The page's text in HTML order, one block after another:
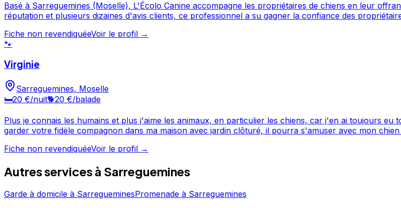
Basé à Sarreguemines (Moselle), L'Écolo Canine accompagne les propriétaires de chiens en leur offrant des
réputation et plusieurs dizaines d'avis clients, ce professionnel a su gagner la confiance des propriétaires de chiens de la région.
Fiche non revendiquéeVoir le profil →
🐾
Virginie
Sarreguemines, Moselle
🛏️20 €/nuit🐕20 €/balade
Plus je connais les humains et plus j'aime les animaux, en particulier les chiens, car j'en ai toujours
garder votre fidèle compagnon dans ma maison avec jardin clôturé, il pourra s'amuser avec mon
Fiche non revendiquéeVoir le profil →
Autres services à Sarreguemines
Garde à domicile à SarregueminesPromenade à Sarreguemines